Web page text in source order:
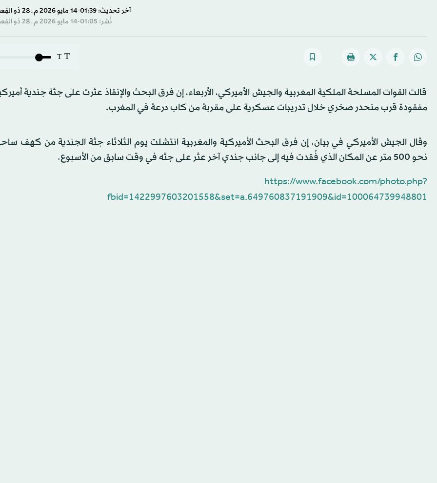
آخر تحديث: 01:39-14 مايو 2026 م ـ 28 ذو القِعدة 1447 هـ
نُشر: 01:05-14 مايو 2026 م ـ 28 ذو القِعدة 1447 هـ
T
T
قالت القوات المسلحة الملكية المغربية والجيش الأميركي، الأربعاء، إن فرق البحث والإنقاذ ​عثرت على جثة جندية
مفقودة قرب منحدر صخري خلال تدريبات عسكرية على مقربة من كاب درعة في المغرب.
وقال الجيش الأميركي في بيان، إن فرق البحث الأميركية والمغربية انتشلت يوم الثلاثاء جثة الجندية ‌من كهف
نحو ​500 ‌متر ⁠عن المكان ​الذي فُقدت ⁠فيه إلى جانب جندي آخر عثر على جثه في وقت سابق من الأسبوع.
https://www.facebook.com/photo.php?
fbid=1422997603201558&set=a.649760837191909&id=100064739948801